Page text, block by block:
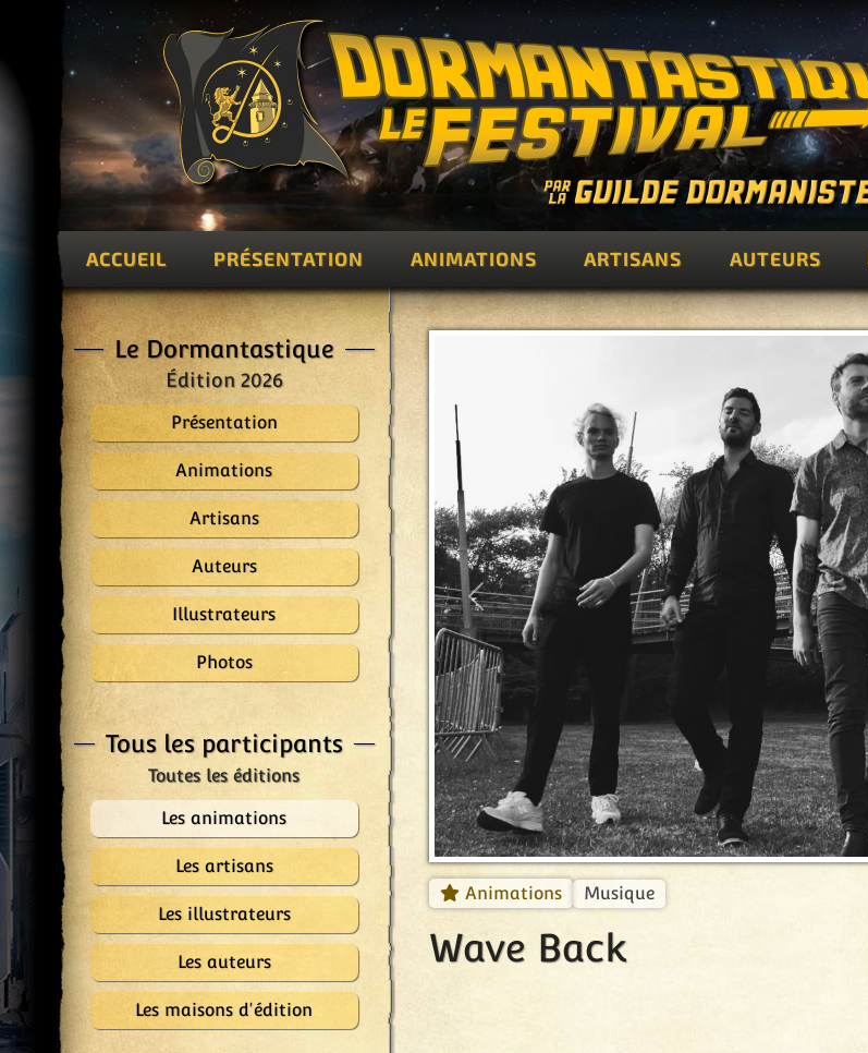
ACCUEIL PRÉSENTATION ANIMATIONS ARTISANS AUTEURS
Le Dormantastique
Édition 2026
Présentation
Animations
Artisans
Auteurs
Illustrateurs
Photos
Tous les participants
Les animations
Les artisans
Les illustrateurs
Les auteurs
Les maisons d'édition
Précédent
Animations Musique
Wave Back